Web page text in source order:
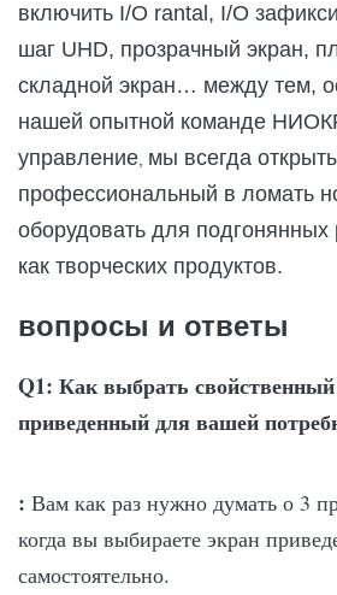
включить I/O rantal, I/O
шаг UHD, прозрачный экран,
складной экран… между тем,
нашей опытной команде
управление, мы всегда
профессиональный в ломать
оборудовать для
как творческих продуктов.
вопросы и ответы
Q1: Как выбрать
приведенный для вашей
: Вам как раз нужно думать о 3
когда вы выбираете экран
самостоятельно.